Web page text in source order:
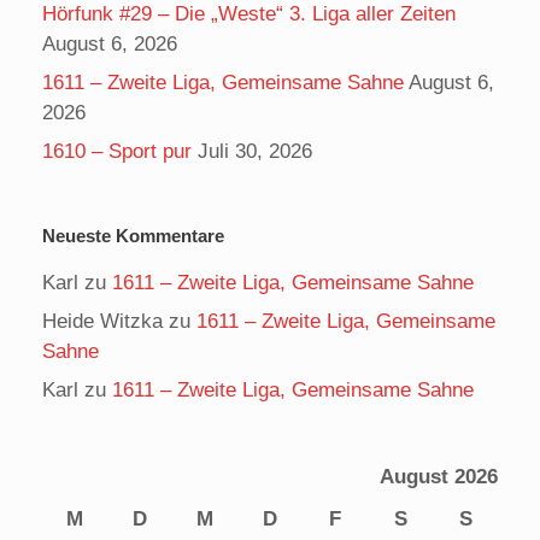
Hörfunk #29 – Die „Weste“ 3. Liga aller Zeiten
August 6, 2026
1611 – Zweite Liga, Gemeinsame Sahne August 6,
2026
1610 – Sport pur Juli 30, 2026
Neueste Kommentare
Karl zu 1611 – Zweite Liga, Gemeinsame Sahne
Heide Witzkazu 1611 – Zweite Liga, Gemeinsame
Sahne
Karl zu 1611 – Zweite Liga, Gemeinsame Sahne
August 2026
M
D M D F S S